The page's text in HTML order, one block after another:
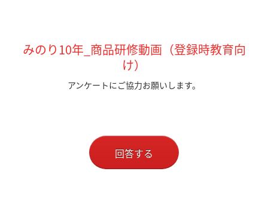
みのり10年_商品研修動画（登録時教育向
け）
アンケートにご協力お願いします。
回答する